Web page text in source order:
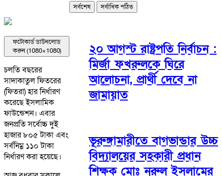
ফটোকার্ড ডাউনলোড
করুন (1080×1080)
চলতি বছরের
সাদাকাতুল ফিতরের
(ফিতরা) হার নির্ধারণ
করেছে ইসলামিক
ফাউন্ডেশন। এবার
জনপ্রতি সর্বোচ্চ দুই
হাজার ৮০৫ টাকা এবং
সর্বনিম্ন ১১০ টাকা
নির্ধারণ করা হয়েছে।
সর্বশেষ সর্বাধিক পঠিত
২০ আগস্ট রাষ্ট্রপতি নির্বাচন :
মির্জা ফখরুলকে ঘিরে
আলোচনা, প্রার্থী দেবে না
জামায়াত
ভূরুঙ্গামারীতে বাগভান্ডার উচ্চ
বিদ্যালয়ের সহকারী প্রধান
শিক্ষক মোঃ নুরুল ইসলামের